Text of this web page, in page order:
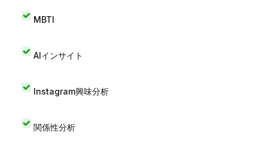
MBTI
AIインサイト
Instagram興味分析
関係性分析